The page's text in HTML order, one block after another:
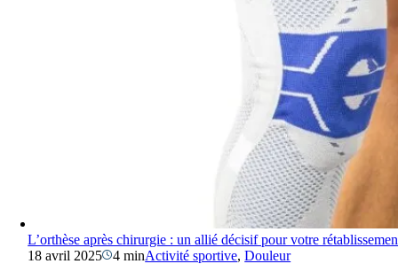
L’orthèse après chirurgie : un allié décisif pour votre
18 avril 2025
4 minActivité sportive,Douleur